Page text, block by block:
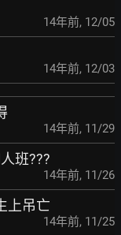
14年前, 12/05
14年前, 12/03
14年前, 11/29
班???
14年前, 11/26
上吊亡
14年前, 11/25